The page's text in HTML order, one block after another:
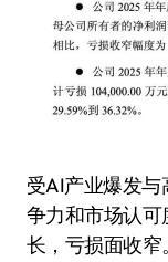
受AI产业爆发与
争力和市场认
长，亏损面收